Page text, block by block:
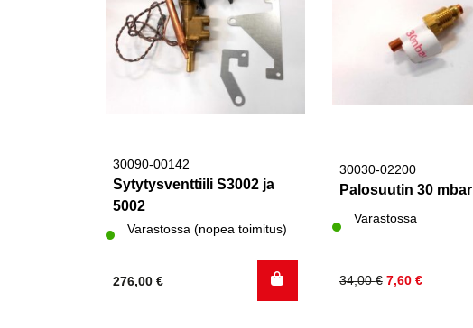
30090-00142
Sytytysventtiili S3002 ja
5002
Varastossa (nopea toimitus)
276,00 €
30030-02200
Palosuutin 30 mbar
Varastossa
34,00€
Alkuperäinen
7,60 €
Nykyinen